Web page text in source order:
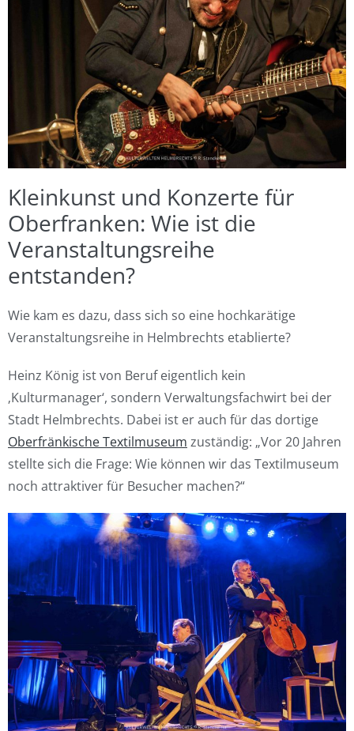
Kleinkunst und Konzerte für
Oberfranken: Wie ist die
Veranstaltungsreihe
entstanden?
Wie kam es dazu, dass sich so eine hochkarätige
Veranstaltungsreihe in Helmbrechts etablierte?
Heinz König ist von Beruf eigentlich kein
‚Kulturmanager‘, sondern Verwaltungsfachwirt bei der
Stadt Helmbrechts. Dabei ist er auch für das dortige
Oberfränkische Textilmuseum zuständig: „Vor 20 Jahren
stellte sich die Frage: Wie können wir das Textilmuseum
noch attraktiver für Besucher machen?“